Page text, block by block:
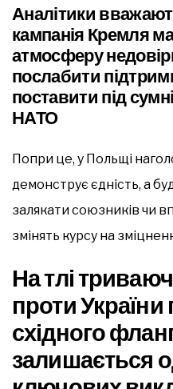
Аналітики
кампанія Кремля
атмосферу
послабити
поставити під
НАТО
Попри це, у Польщі
демонструє єдність, а
залякати союзників чи
змінять курсу на
На тлі
проти
східного
залишається